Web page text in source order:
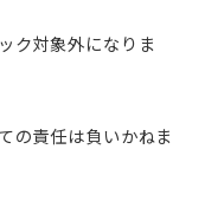
ク対象外になりま
の責任は負いかねま